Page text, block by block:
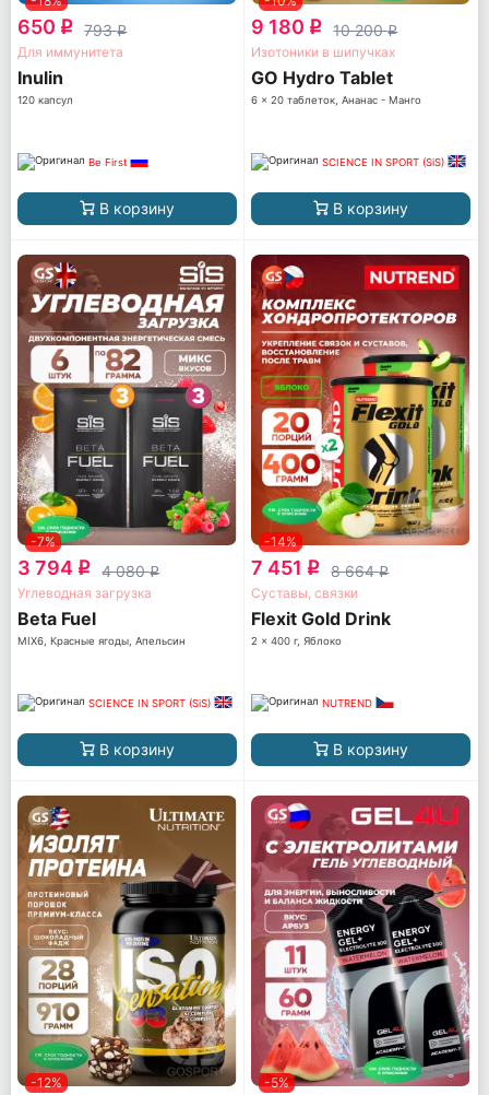
650 q 793q
Для иммунитета
Inulin
120 капсул
Be First
В корзину
9 180 q 10 200q
Изотоники в шипучках
GO Hydro Tablet
6 x 20 таблеток, Ананас - Манго
SCIENCE IN SPORT (SiS)
В корзину
-7%
3 794 q 4 080q
Углеводная загрузка
Beta Fuel
MIX6, Красные ягоды, Апельсин
SCIENCE IN SPORT (SiS)
В корзину
-14%
7 451 q 8 664q
Суставы, связки
Flexit Gold Drink
2 x 400 г, Яблоко
NUTREND
В корзину
-12% -5%